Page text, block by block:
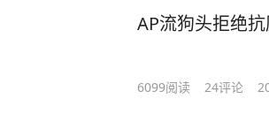
AP流狗头拒绝
6099阅读 24评论